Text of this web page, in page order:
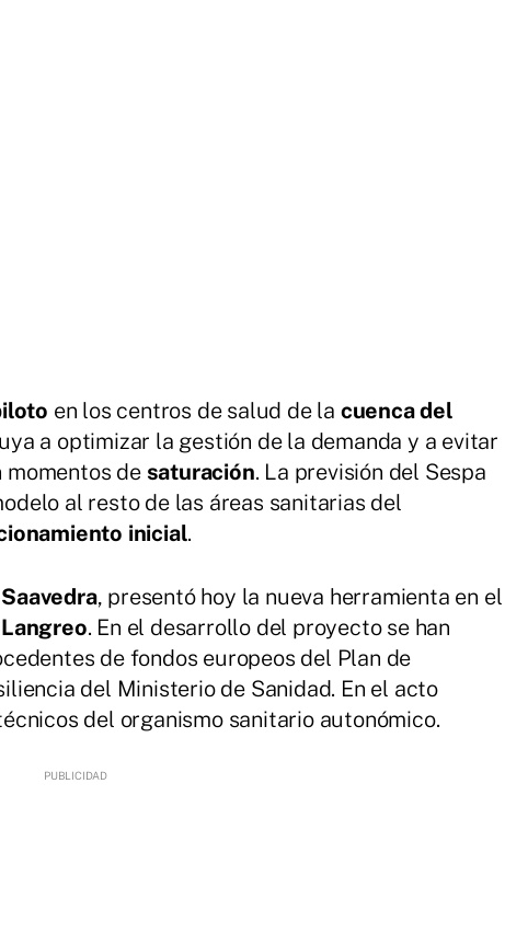
en los centros de salud de la cuenca del
a optimizar la gestión de la demanda y a evitar
momentos de saturación. La previsión del Sespa
al resto de las áreas sanitarias del
inicial.
, presentó hoy la nueva herramienta en el
. En el desarrollo del proyecto se han
de fondos europeos del Plan de
del Ministerio de Sanidad. En el acto
del organismo sanitario autonómico.